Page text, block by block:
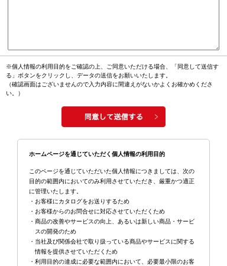
※個人情報の利用目的をご確認の上、ご同意いただける場合、「同意して送信す
る」ボタンをクリックし、データの送信をお願いいたします。
（確認画面はございませんので入力内容に間違えがないかよくお確かめくださ
い。）
ホームページを通じていただく個人情報の利用目的
このページを通じていただいた個人情報につきましては、次の
目的の範囲内においてのみ利用させていただき、厳重かつ適正
に管理いたします。
・お客様にカタログをお送りするため
・お客様からのお問合せに対応させていただくため
・商品の改善やサービスの向上、あるいは新しい商品・サービ
スの開発のため
・当社及び関係会社で取り扱っている商品やサービスに関する
情報を提供させていただくため
・利用目的の達成に必要な範囲内において、必要最小限のお客